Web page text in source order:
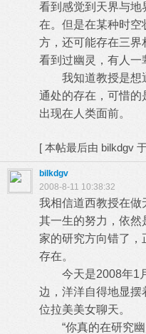
看到感觉到天界与地
在。但是在某种时空
方，还可能存在三界
看到过幽灵，有人一
我知道教授是想
通处的存在，可惜的
出现在人类面前。
[ 本帖最后由 bilkdgv
bilkdgv
2008-8-11 10:38:32
我相信道西教授在做
其一生的努力，依然
家的研究方向错了，
存在。
今天是2008年1月
边，洋洋自得地显摆
位拉美美女聊天。
“你真的在研究幽